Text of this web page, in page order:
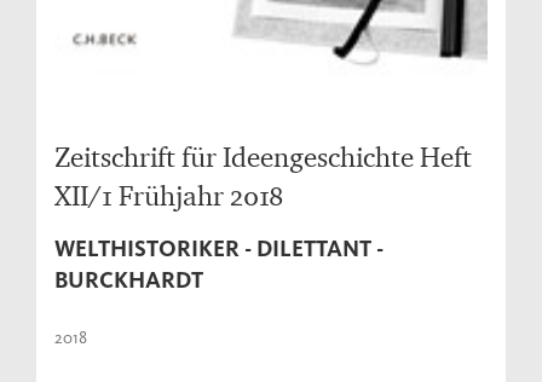
Zeitschrift für Ideengeschichte Heft
XII/1 Frühjahr 2018
WELTHISTORIKER - DILETTANT -
BURCKHARDT
2018